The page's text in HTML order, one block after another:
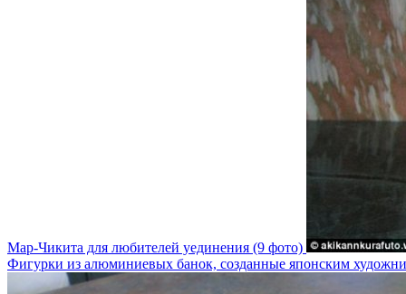
Мар-Чикита для любителей уединения (9 фото)
Фигурки из алюминиевых банок, созданные японским